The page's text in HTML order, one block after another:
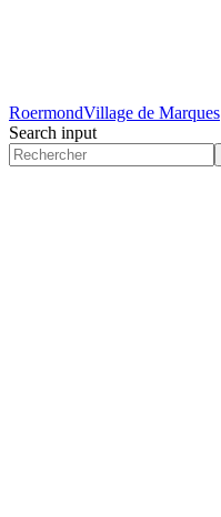
RoermondVillage de Marques
Search input